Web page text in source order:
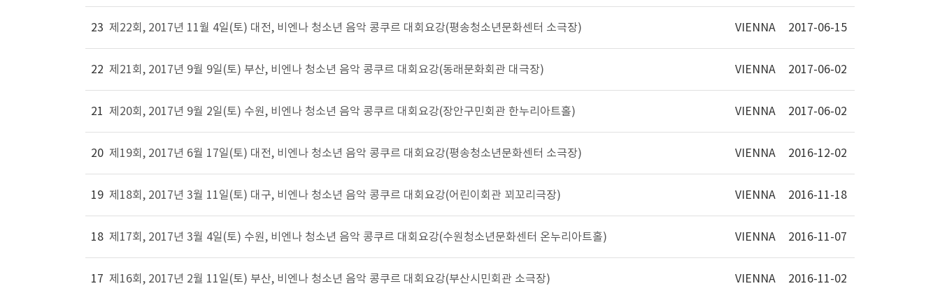
23 제22회, 2017년 11월 4일(토) 대전, 비엔나 청소년 음악 콩쿠르 대회요강(평송청소년문화센터 소극장) VIENNA 2017-06-15
22 제21회, 2017년 9월 9일(토) 부산, 비엔나 청소년 음악 콩쿠르 대회요강(동래문화회관 대극장) VIENNA 2017-06-02
21 제20회, 2017년 9월 2일(토) 수원, 비엔나 청소년 음악 콩쿠르 대회요강(장안구민회관 한누리아트홀) VIENNA 2017-06-02
20 제19회, 2017년 6월 17일(토) 대전, 비엔나 청소년 음악 콩쿠르 대회요강(평송청소년문화센터 소극장) VIENNA 2016-12-02
19 제18회, 2017년 3월 11일(토) 대구, 비엔나 청소년 음악 콩쿠르 대회요강(어린이회관 꾀꼬리극장) VIENNA 2016-11-18
18 제17회, 2017년 3월 4일(토) 수원, 비엔나 청소년 음악 콩쿠르 대회요강(수원청소년문화센터 온누리아트홀) VIENNA 2016-11-07
17 제16회, 2017년 2월 11일(토) 부산, 비엔나 청소년 음악 콩쿠르 대회요강(부산시민회관 소극장) VIENNA 2016-11-02